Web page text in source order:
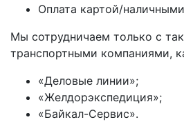
Оплата картой/
Мы сотрудничаем только с
транспортными компаниями,
«Деловые линии»;
«Желдорэкспедиция»;
«Байкал-Сервис».